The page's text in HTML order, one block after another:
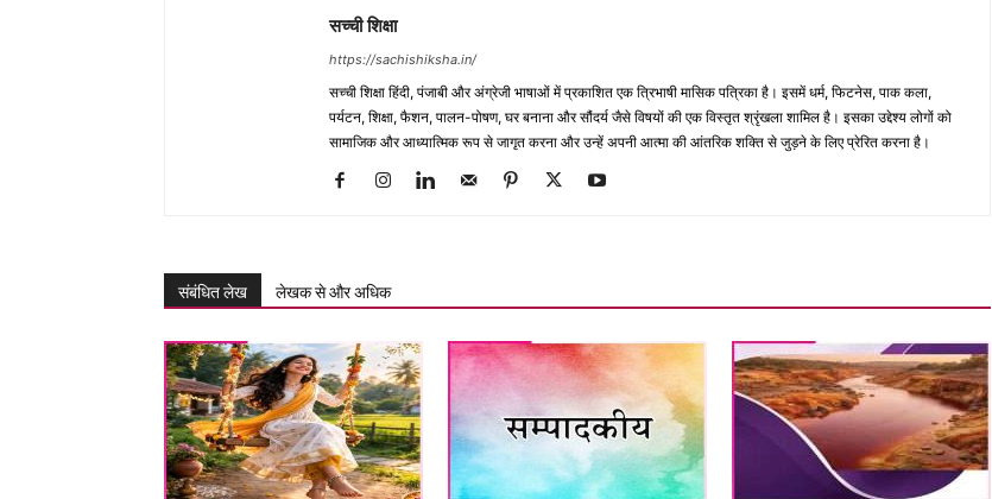
सच्ची शिक्षा
https://sachishiksha.in/
सच्ची शिक्षा हिंदी, पंजाबी और अंग्रेजी भाषाओं में प्रकाशित एक त्रिभाषी मासिक पत्रिका है। इसमें धर्म, फिटनेस, पाक कला,
पर्यटन, शिक्षा, फैशन, पालन-पोषण, घर बनाना और सौंदर्य जैसे विषयों की एक विस्तृत श्रृंखला शामिल है। इसका उद्देश्य लोगों को
सामाजिक और आध्यात्मिक रूप से जागृत करना और उन्हें अपनी आत्मा की आंतरिक शक्ति से जुड़ने के लिए प्रेरित करना है।
संबंधित लेख लेखक से और अधिक